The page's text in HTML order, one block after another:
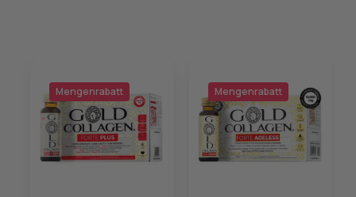
Mengenrabatt Mengenrabatt